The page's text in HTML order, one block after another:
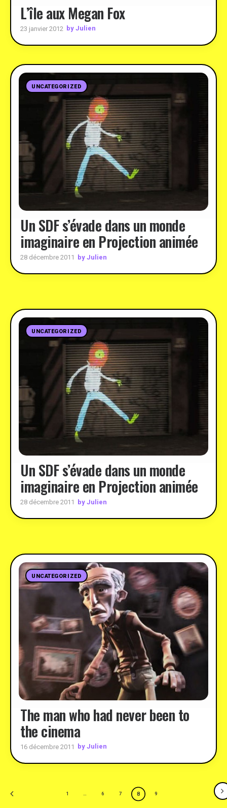
L’île aux Megan Fox
23 janvier 2012 by Julien
UNCATEGORIZED
Un SDF s’évade dans un monde
imaginaire en Projection animée
28 décembre 2011 by Julien
UNCATEGORIZED
Un SDF s’évade dans un monde
imaginaire en Projection animée
28 décembre 2011 by Julien
UNCATEGORIZED
The man who had never been to
the cinema
16 décembre 2011 by Julien
1 6 7 8 9